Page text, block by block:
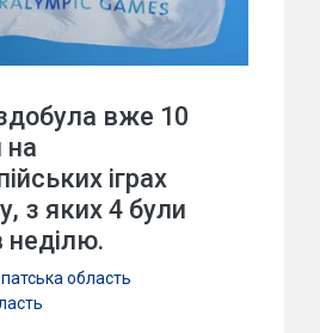
вже 10
на
іграх
з яких 4 були
неділю.
область